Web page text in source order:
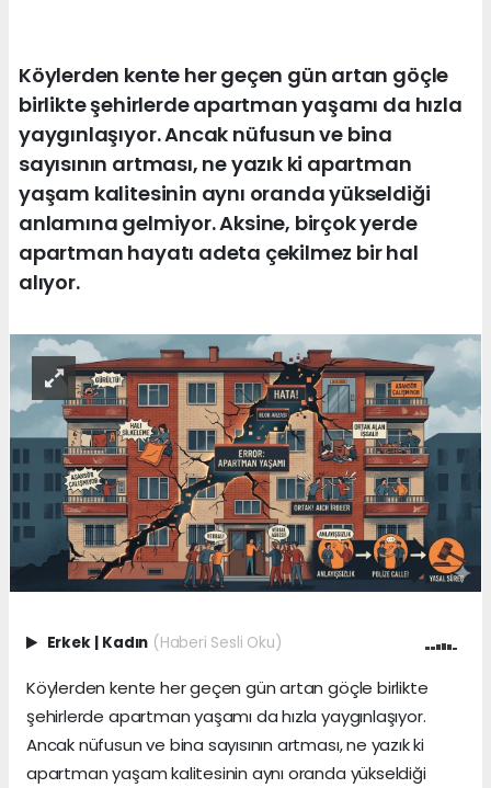
Köylerden kente her geçen gün artan göçle
birlikte şehirlerde apartman yaşamı da hızla
yaygınlaşıyor. Ancak nüfusun ve bina
sayısının artması, ne yazık ki apartman
yaşam kalitesinin aynı oranda yükseldiği
anlamına gelmiyor. Aksine, birçok yerde
apartman hayatı adeta çekilmez bir hal
alıyor.
Erkek | Kadın (Haberi Sesli Oku)
Köylerden kente her geçen gün artan göçle birlikte
şehirlerde apartman yaşamı da hızla yaygınlaşıyor.
Ancak nüfusun ve bina sayısının artması, ne yazık ki
apartman yaşam kalitesinin aynı oranda yükseldiği